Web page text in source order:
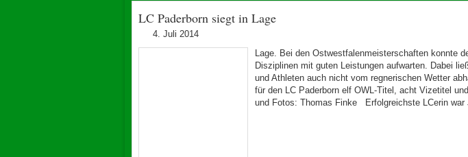
LC Paderborn siegt in Lage
4. Juli 2014
Lage. Bei den Ostwestfalenmeisterschaften konnte
Disziplinen mit guten Leistungen aufwarten. Dabei
und Athleten auch nicht vom regnerischen Wetter
für den LC Paderborn elf OWL-Titel, acht Vizetitel
und Fotos: Thomas Finke Erfolgreichste LCerin